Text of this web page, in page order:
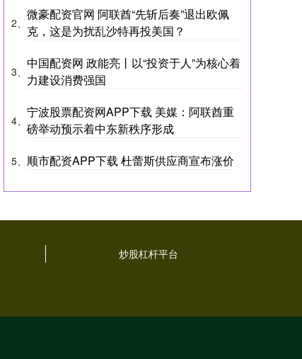
2、
微豪配资官网 阿联酋“先斩后奏”退出欧佩
克，这是为扰乱沙特再投美国？
3、
中国配资网 政能亮丨以“投资于人”为核心着
力建设消费强国
4、
宁波股票配资网APP下载 美媒：阿联酋重
磅举动预示着中东新秩序形成
5、 顺市配资APP下载 杜蕾斯供应商宣布涨价
炒股杠杆平台